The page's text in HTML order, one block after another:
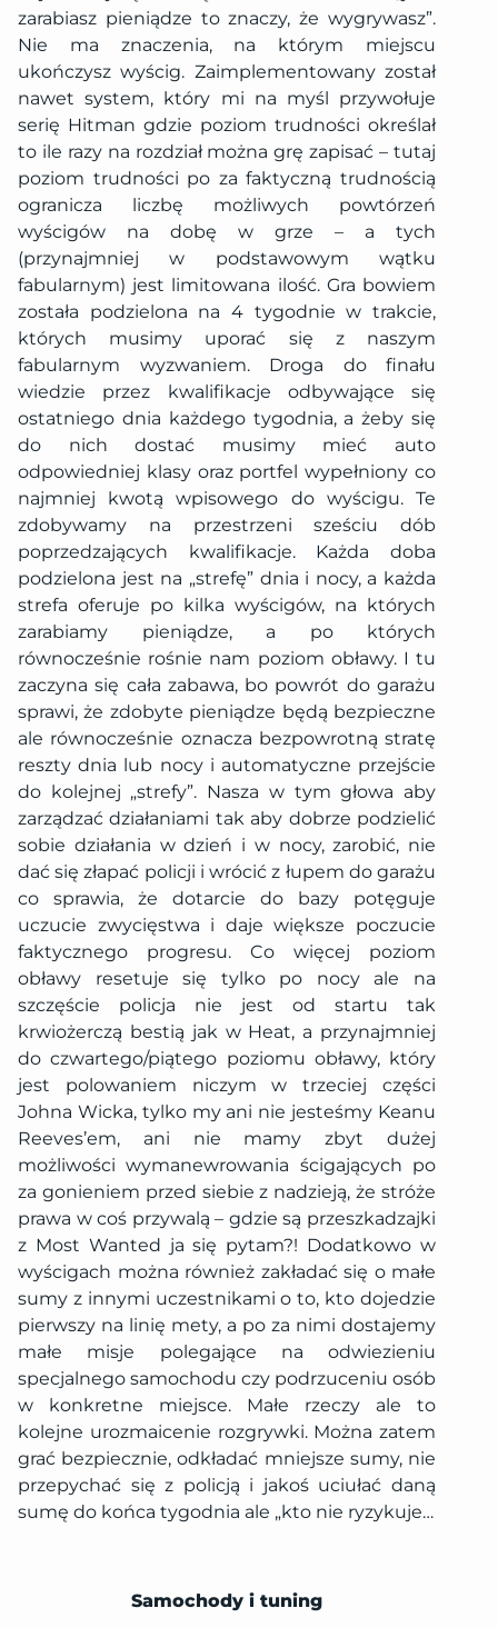
zarabiasz pieniądze to znaczy, że wygrywasz”.
Nie ma znaczenia, na którym miejscu
ukończysz wyścig. Zaimplementowany został
nawet system, który mi na myśl przywołuje
serię Hitman gdzie poziom trudności określał
to ile razy na rozdział można grę zapisać – tutaj
poziom trudności po za faktyczną trudnością
ogranicza liczbę możliwych powtórzeń
wyścigów na dobę w grze – a tych
(przynajmniej w podstawowym wątku
fabularnym) jest limitowana ilość. Gra bowiem
została podzielona na 4 tygodnie w trakcie,
których musimy uporać się z naszym
fabularnym wyzwaniem. Droga do finału
wiedzie przez kwalifikacje odbywające się
ostatniego dnia każdego tygodnia, a żeby się
do nich dostać musimy mieć auto
odpowiedniej klasy oraz portfel wypełniony co
najmniej kwotą wpisowego do wyścigu. Te
zdobywamy na przestrzeni sześciu dób
poprzedzających kwalifikacje. Każda doba
podzielona jest na „strefę” dnia i nocy, a każda
strefa oferuje po kilka wyścigów, na których
zarabiamy pieniądze, a po których
równocześnie rośnie nam poziom obławy. I tu
zaczyna się cała zabawa, bo powrót do garażu
sprawi, że zdobyte pieniądze będą bezpieczne
ale równocześnie oznacza bezpowrotną stratę
reszty dnia lub nocy i automatyczne przejście
do kolejnej „strefy”. Nasza w tym głowa aby
zarządzać działaniami tak aby dobrze podzielić
sobie działania w dzień i w nocy, zarobić, nie
dać się złapać policji i wrócić z łupem do garażu
co sprawia, że dotarcie do bazy potęguje
uczucie zwycięstwa i daje większe poczucie
faktycznego progresu. Co więcej poziom
obławy resetuje się tylko po nocy ale na
szczęście policja nie jest od startu tak
krwiożerczą bestią jak w Heat, a przynajmniej
do czwartego/piątego poziomu obławy, który
jest polowaniem niczym w trzeciej części
Johna Wicka, tylko my ani nie jesteśmy Keanu
Reeves’em, ani nie mamy zbyt dużej
możliwości wymanewrowania ścigających po
za gonieniem przed siebie z nadzieją, że stróże
prawa w coś przywalą – gdzie są przeszkadzajki
z Most Wanted ja się pytam?! Dodatkowo w
wyścigach można również zakładać się o małe
sumy z innymi uczestnikami o to, kto dojedzie
pierwszy na linię mety, a po za nimi dostajemy
małe misje polegające na odwiezieniu
specjalnego samochodu czy podrzuceniu osób
w konkretne miejsce. Małe rzeczy ale to
kolejne urozmaicenie rozgrywki. Można zatem
grać bezpiecznie, odkładać mniejsze sumy, nie
przepychać się z policją i jakoś uciułać daną
sumę do końca tygodnia ale „kto nie ryzykuje…
Samochody i tuning